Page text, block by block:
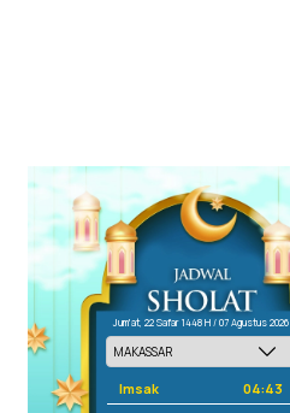
Jum'at, 22 Safar 1448 H / 07 Agustus 2026
Imsak 04:43